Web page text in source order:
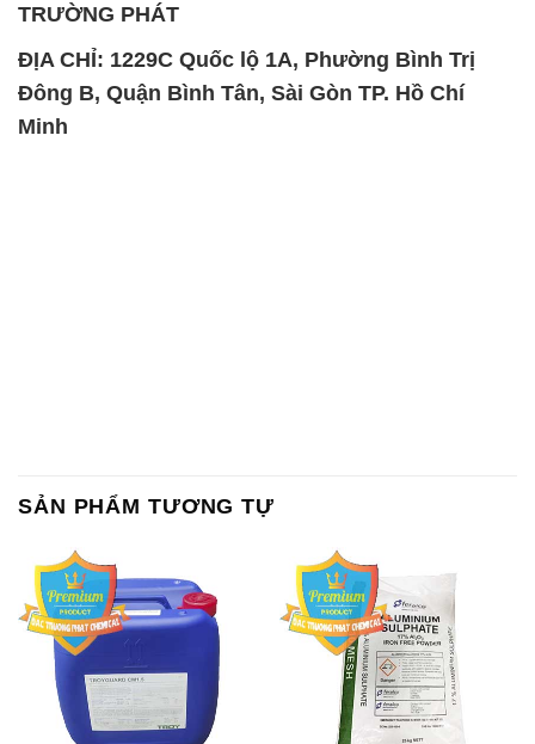
TRƯỜNG PHÁT
ĐỊA CHỈ: 1229C Quốc lộ 1A, Phường Bình Trị
Đông B, Quận Bình Tân, Sài Gòn TP. Hồ Chí
Minh
SẢN PHẨM TƯƠNG TỰ